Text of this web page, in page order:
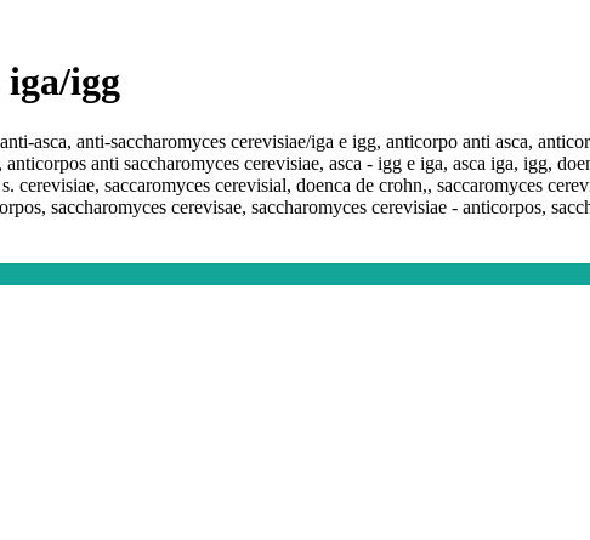
iga/igg
asca, anti-saccharomyces cerevisiae/iga e igg, anticorpo anti asca,
anti saccharomyces cerevisiae, asca - igg e iga, asca iga, igg,
cerevisiae, saccaromyces cerevisial, doenca de crohn,, saccaromyces
saccharomyces cerevisae, saccharomyces cerevisiae - anticorpos,